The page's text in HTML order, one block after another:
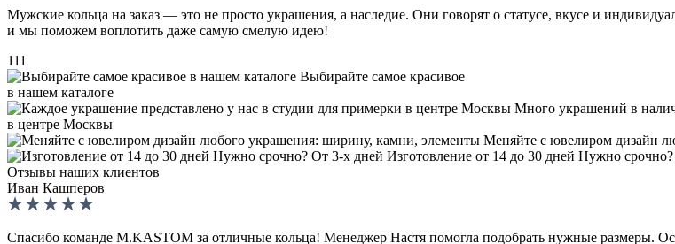
Мужские кольца на заказ — это не просто украшения, а наследие. Они говорят о статусе, вкусе и
и мы поможем воплотить даже самую смелую идею!
111
Выбирайте самое красивое
в нашем каталоге
Много украшений в
в центре Москвы
Меняйте с ювелиром дизайн
Изготовление от 14 до 30 дней Нужно
Отзывы наших клиентов
Иван Кашперов
Спасибо команде M.KASTOM за отличные кольца! Менеджер Настя помогла подобрать нужные размеры.